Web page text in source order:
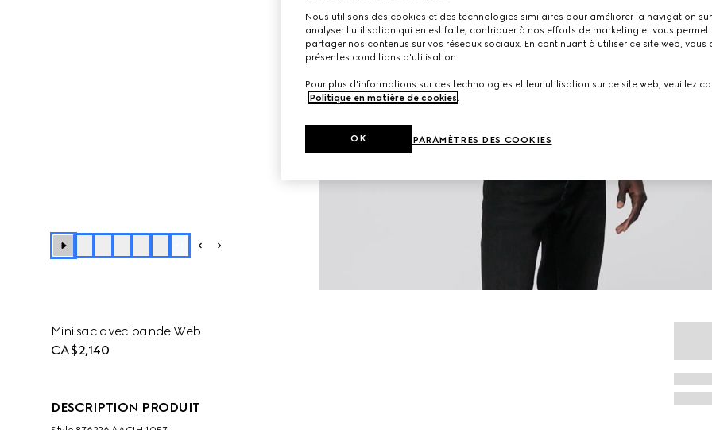
Mini sac avec bande Web
CA$2,140
DESCRIPTION PRODUIT
Nous utilisons des cookies et des technologies similaires pour améliorer la navigation sur
analyser l'utilisation qui en est faite, contribuer à nos efforts de marketing et vous
partager nos contenus sur vos réseaux sociaux. En continuant à utiliser ce site web, vous
présentes conditions d'utilisation.
Pour plus d'informations sur ces technologies et leur utilisation sur ce site web, veuillez
Politique en matière de cookies
PARAMÈTRES DES COOKIES
OK